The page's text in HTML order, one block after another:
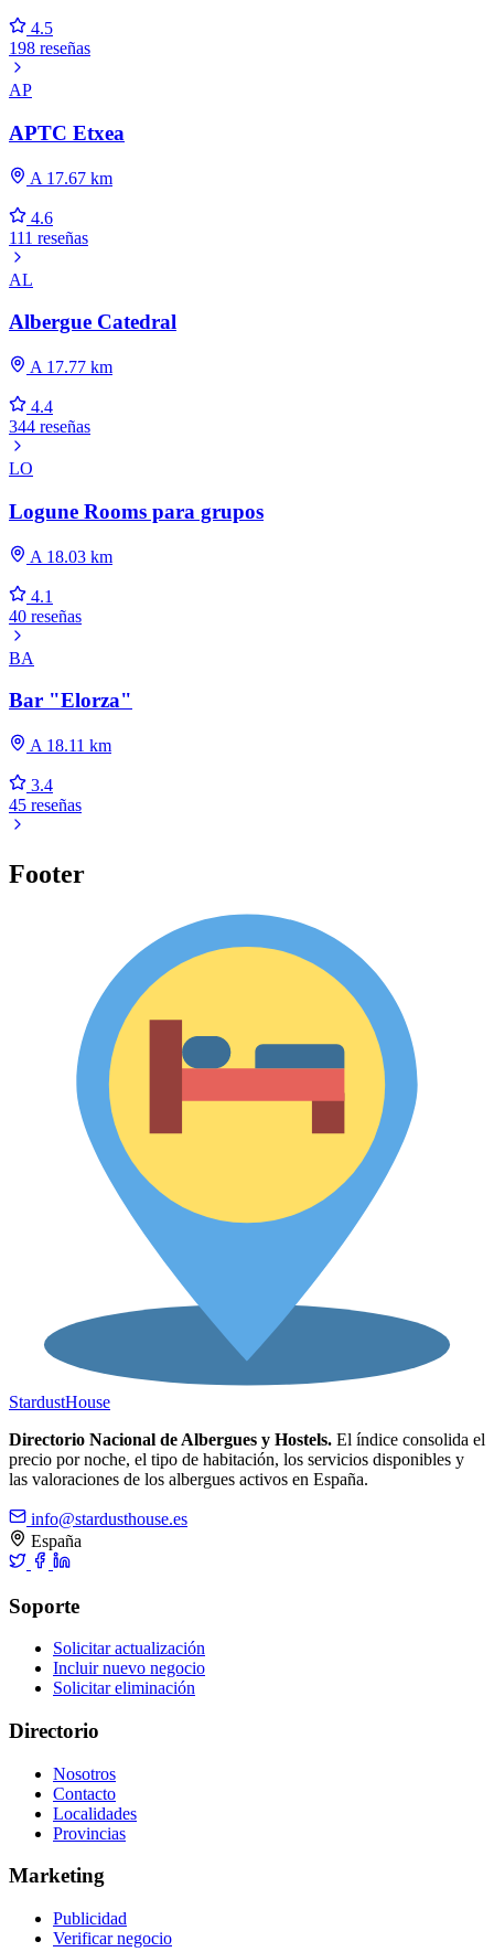
4.5
198 reseñas
AP
APTC Etxea
A 17.67 km
4.6
111 reseñas
AL
Albergue Catedral
A 17.77 km
4.4
344 reseñas
LO
Logune Rooms para grupos
A 18.03 km
4.1
40 reseñas
BA
Bar "Elorza"
A 18.11 km
3.4
45 reseñas
Footer
StardustHouse
Directorio Nacional de Albergues y Hostels. El índice consolida el
precio por noche, el tipo de habitación, los servicios disponibles y
las valoraciones de los albergues activos en España.
info@stardusthouse.es
España
Soporte
Solicitar actualización
Incluir nuevo negocio
Solicitar eliminación
Directorio
Nosotros
Contacto
Localidades
Provincias
Marketing
Publicidad
Verificar negocio